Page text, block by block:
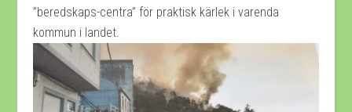
”beredskaps-centra” för praktisk kärlek i varenda
kommun i landet.